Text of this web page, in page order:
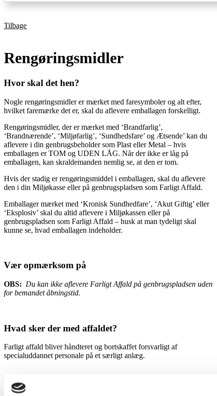
Tilbage
Rengøringsmidler
Hvor skal det hen?
Nogle rengøringsmidler er mærket med faresymboler og alt efter,
hvilket faremærke det er, skal du aflevere emballagen forskelligt.
Rengøringsmidler, der er mærket med ‘Brandfarlig’,
‘Brandnærende’, ‘Miljøfarlig’, ‘Sundhedsfare’ og Ætsende’ kan du
aflevere i din genbrugsbeholder som Plast eller Metal – hvis
emballagen er TOM og UDEN LÅG. Når der ikke er låg på
emballagen, kan skraldemanden nemlig se, at den er tom.
Hvis der stadig er rengøringsmiddel i emballagen, skal du aflevere
den i din Miljøkasse eller på genbrugspladsen som Farligt Affald.
Emballager mærket med ‘Kronisk Sundhedfare’, ‘Akut Giftig’ eller
‘Eksplosiv’ skal du altid aflevere i Miljøkassen eller på
genbrugspladsen som Farligt Affald – husk at man tydeligt skal
kunne se, hvad emballagen indeholder.
Vær opmærksom på
OBS: Du kan ikke aflevere Farligt Affald på genbrugspladsen uden
for bemandet åbningstid.
Hvad sker der med affaldet?
Farligt affald bliver håndteret og bortskaffet forsvarligt af
specialuddannet personale på et særligt anlæg.